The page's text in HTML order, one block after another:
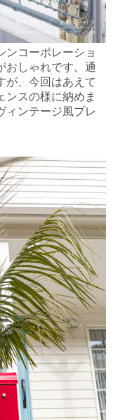
ンコーポレーショ
おしゃれです。通
が、今回はあえて
ンスの様に納めま
ィンテージ風プレ